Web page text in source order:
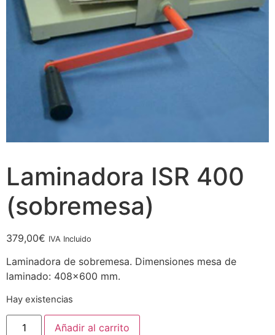
Laminadora ISR 400
(sobremesa)
379,00€ IVA Incluido
Laminadora de sobremesa. Dimensiones mesa de
laminado: 408×600 mm.
Hay existencias
Añadir al carrito